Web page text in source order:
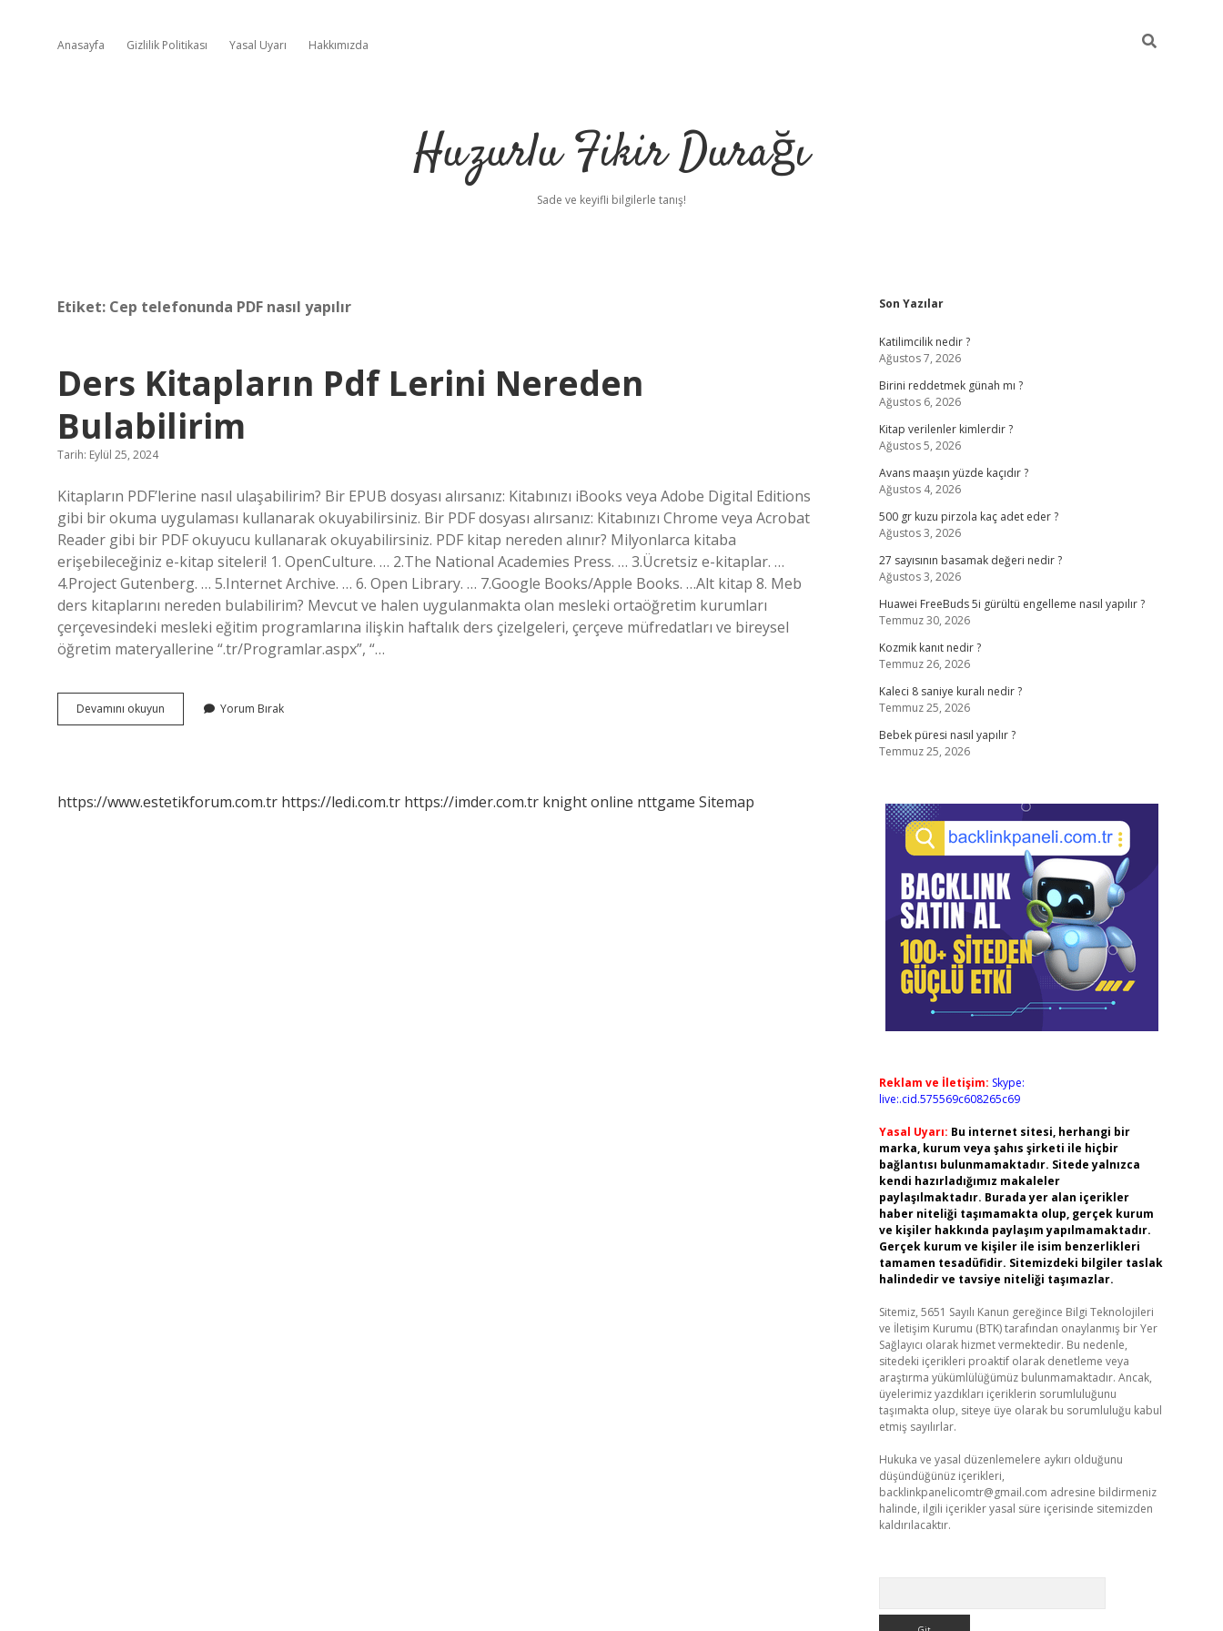
Anasayfa Gizlilik Politikası Yasal Uyarı Hakkımızda
Huzurlu Fikir Durağı
Sade ve keyifli bilgilerle tanış!
Etiket: Cep telefonunda PDF nasıl yapılır
Ders Kitapların Pdf Lerini Nereden
Bulabilirim
Tarih: Eylül 25, 2024
Kitapların PDF’lerine nasıl ulaşabilirim? Bir EPUB dosyası alırsanız: Kitabınızı iBooks veya Adobe Digital Editions
gibi bir okuma uygulaması kullanarak okuyabilirsiniz. Bir PDF dosyası alırsanız: Kitabınızı Chrome veya Acrobat
Reader gibi bir PDF okuyucu kullanarak okuyabilirsiniz. PDF kitap nereden alınır? Milyonlarca kitaba
erişebileceğiniz e-kitap siteleri! 1. OpenCulture. … 2.The National Academies Press. … 3.Ücretsiz e-kitaplar. …
4.Project Gutenberg. … 5.Internet Archive. … 6. Open Library. … 7.Google Books/Apple Books. …Alt kitap 8. Meb
ders kitaplarını nereden bulabilirim? Mevcut ve halen uygulanmakta olan mesleki ortaöğretim kurumları
çerçevesindeki mesleki eğitim programlarına ilişkin haftalık ders çizelgeleri, çerçeve müfredatları ve bireysel
öğretim materyallerine “.tr/Programlar.aspx”, “…
Devamını okuyun
Kitapların
Yorum Bırak
https://www.estetikforum.com.tr https://ledi.com.tr https://imder.com.tr knight online nttgame Sitemap
Sidebar
Son Yazılar
Katilimcilik nedir ?
Ağustos 7, 2026
Birini reddetmek günah mı ?
Ağustos 6, 2026
Kitap verilenler kimlerdir ?
Ağustos 5, 2026
Avans maaşın yüzde kaçıdır ?
Ağustos 4, 2026
500 gr kuzu pirzola kaç adet eder ?
Ağustos 3, 2026
27 sayısının basamak değeri nedir ?
Ağustos 3, 2026
Huawei FreeBuds 5i gürültü engelleme nasıl yapılır ?
Temmuz 30, 2026
Kozmik kanıt nedir ?
Temmuz 26, 2026
Kaleci 8 saniye kuralı nedir ?
Temmuz 25, 2026
Bebek püresi nasıl yapılır ?
Temmuz 25, 2026
Reklam ve İletişim: Skype:
live:.cid.575569c608265c69
Yasal Uyarı: Bu internet sitesi, herhangi bir
marka, kurum veya şahıs şirketi ile hiçbir
bağlantısı bulunmamaktadır. Sitede yalnızca
kendi hazırladığımız makaleler
paylaşılmaktadır. Burada yer alan içerikler
haber niteliği taşımamakta olup, gerçek kurum
ve kişiler hakkında paylaşım yapılmamaktadır.
Gerçek kurum ve kişiler ile isim benzerlikleri
tamamen tesadüfidir. Sitemizdeki bilgiler taslak
halindedir ve tavsiye niteliği taşımazlar.
Sitemiz, 5651 Sayılı Kanun gereğince Bilgi Teknolojileri
ve İletişim Kurumu (BTK) tarafından onaylanmış bir Yer
Sağlayıcı olarak hizmet vermektedir. Bu nedenle,
sitedeki içerikleri proaktif olarak denetleme veya
araştırma yükümlülüğümüz bulunmamaktadır. Ancak,
üyelerimiz yazdıkları içeriklerin sorumluluğunu
taşımakta olup, siteye üye olarak bu sorumluluğu kabul
etmiş sayılırlar.
Hukuka ve yasal düzenlemelere aykırı olduğunu
düşündüğünüz içerikleri,
backlinkpanelicomtr@gmail.com adresine bildirmeniz
halinde, ilgili içerikler yasal süre içerisinde sitemizden
kaldırılacaktır.
ilbet giriş